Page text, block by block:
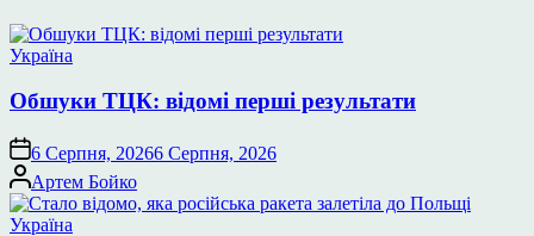
Опублікувати
Україна
Обшуки ТЦК: відомі перші результати
6 Серпня, 20266 Серпня, 2026
Опубліковано
Артем Бойко
Опублікувати
Україна